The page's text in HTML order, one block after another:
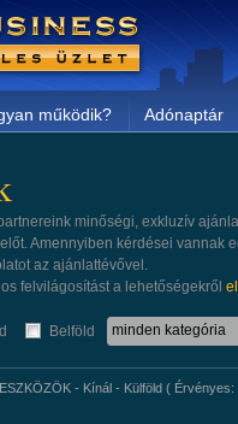
működik? Adónaptár
minőségi, exkluzív
Amennyiben kérdései vannak
az ajánlattévővel.
felvilágosítást a lehetőségekről
Belföld minden kategória
- Kínál - Külföld (